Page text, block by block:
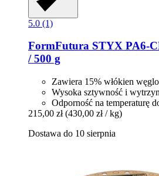
5.0 (1)
FormFutura STYX PA6-​
/ 500 g
Zawiera 15% włókien
Wysoka sztywność i
Odporność na temperaturę
215,00 zł (430,00 zł / kg)
Dostawa do 10 sierpnia